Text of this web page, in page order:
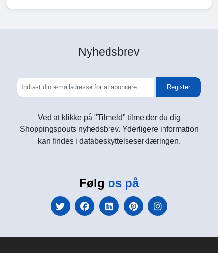
Nyhedsbrev
Register
Ved at klikke på "Tilmeld" tilmelder du dig
Shoppingspouts nyhedsbrev. Yderligere information
kan findes i databeskyttelseserklæringen.
Følg os på